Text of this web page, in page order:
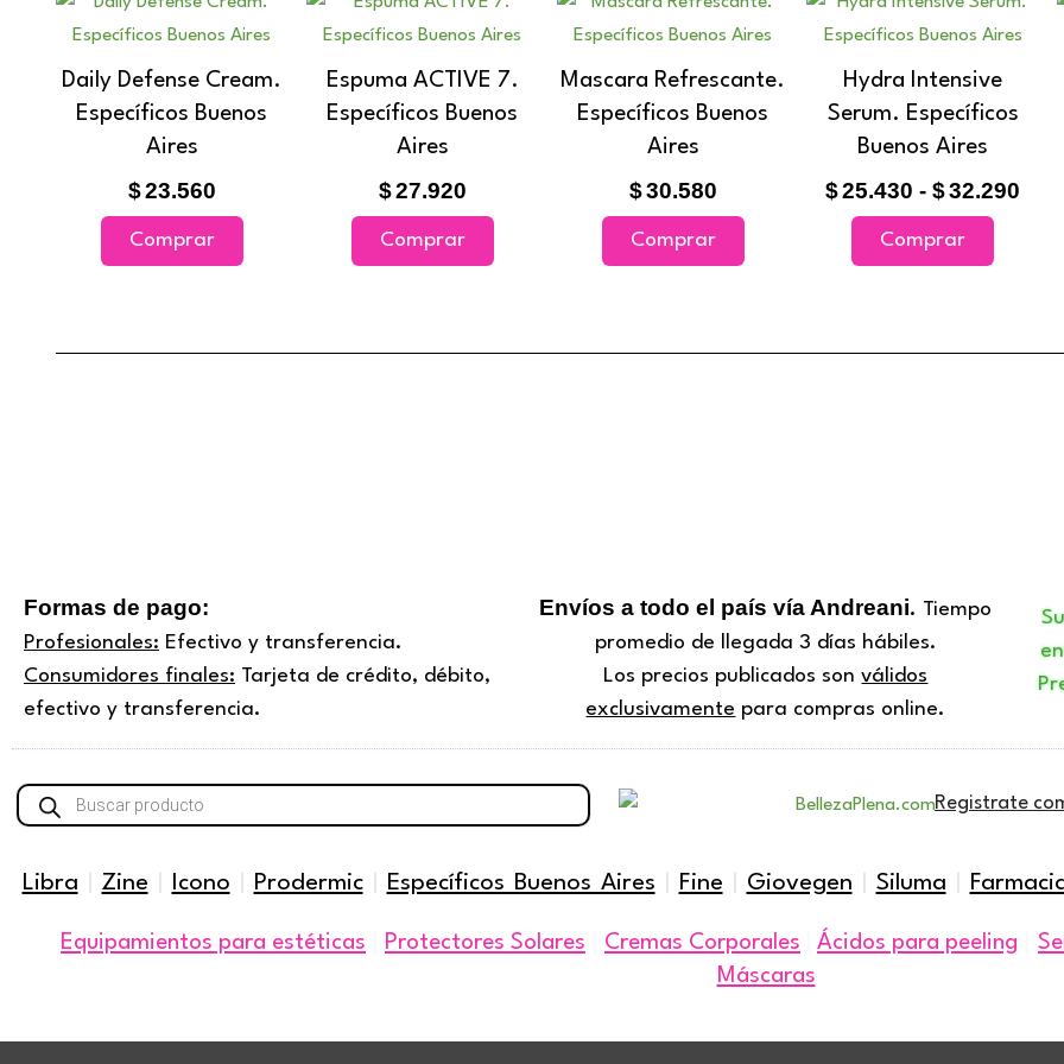
Daily Defense Cream.
Específicos Buenos
Aires
$23.560
Comprar
Espuma ACTIVE 7.
Específicos Buenos
Aires
$27.920
Comprar
Mascara Refrescante.
Específicos Buenos
Aires
$30.580
Comprar
Hydra Intensive
Serum. Específicos
Buenos Aires
$25.430 - $32.290
de
Comprar
producto
opciones
pueden
Formas de pago:
Profesionales: Efectivo y transferencia.
Consumidores finales: Tarjeta de crédito, débito,
efectivo y transferencia.
Envíos a todo el país vía Andreani. Tiempo
promedio de llegada 3 días hábiles.
Los precios publicados sonválidos
exclusivamente para compras online.
Búsqueda
de
Registrate
Libra Zine Icono Prodermic| Específicos Buenos Aires Fine Giovegen Siluma
Equipamientos para estéticas Protectores Solares Cremas Corporales Ácidos para peeling
Máscaras